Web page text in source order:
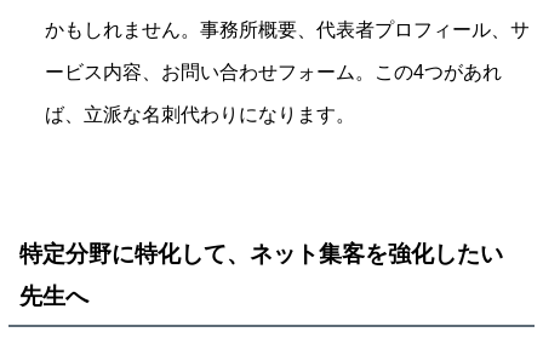
かもしれません。事務所概要、代表者プロフィール、サ
ービス内容、お問い合わせフォーム。この4つがあれ
ば、立派な名刺代わりになります。
特定分野に特化して、ネット集客を強化したい
先生へ